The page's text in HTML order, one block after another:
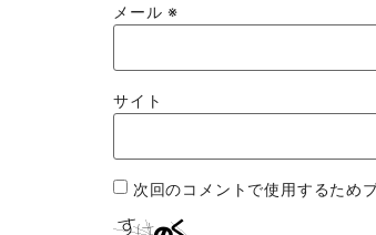
メール※
サイト
次回のコメントで使用するため